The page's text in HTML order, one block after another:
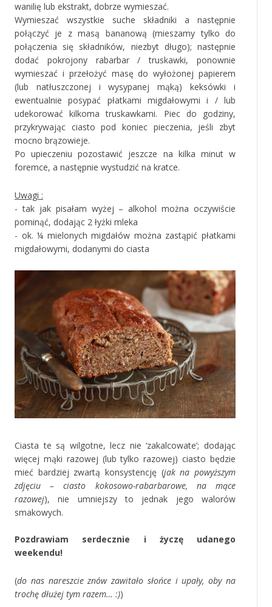
wanilię lub ekstrakt, dobrze wymieszać.
Wymieszać wszystkie suche składniki a następnie
połączyć je z masą bananową (mieszamy tylko do
połączenia się składników, niezbyt długo); następnie
dodać pokrojony rabarbar / truskawki, ponownie
wymieszać i przełożyć masę do wyłożonej papierem
(lub natłuszczonej i wysypanej mąką) keksówki i
ewentualnie posypać płatkami migdałowymi i / lub
udekorować kilkoma truskawkami. Piec do godziny,
przykrywając ciasto pod koniec pieczenia, jeśli zbyt
mocno brązowieje.
Po upieczeniu pozostawić jeszcze na kilka minut w
foremce, a następnie wystudzić na kratce.
Uwagi :
- tak jak pisałam wyżej – alkohol można oczywiście
pominąć, dodając 2 łyżki mleka
- ok. ¼ mielonych migdałów można zastąpić płatkami
migdałowymi, dodanymi do ciasta
Ciasta te są wilgotne, lecz nie ‘zakalcowate’; dodając
więcej mąki razowej (lub tylko razowej) ciasto będzie
mieć bardziej zwartą konsystencję (jak na powyższym
zdjęciu – ciasto kokosowo-rabarbarowe, na mące
razowej), nie umniejszy to jednak jego walorów
smakowych.
Pozdrawiam serdecznie i życzę udanego
weekendu!
(do nas nareszcie znów zawitało słońce i upały, oby na
trochę dłużej tym razem… :))